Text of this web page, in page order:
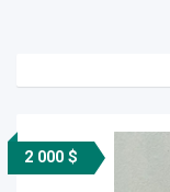
2 000 $